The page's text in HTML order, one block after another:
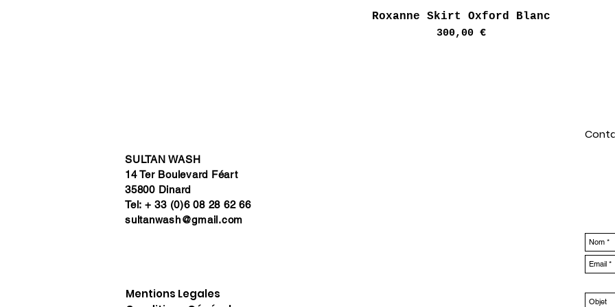
Aperçu rapide
Roxanne Skirt Oxford Blanc
Prix
300,00 €
SULTAN WASH
14 Ter Boulevard Féart
35800 Dinard
Tel: + 33 (0)6 08 28 62 66
sultanwash@gmail.com
Mentions Legales